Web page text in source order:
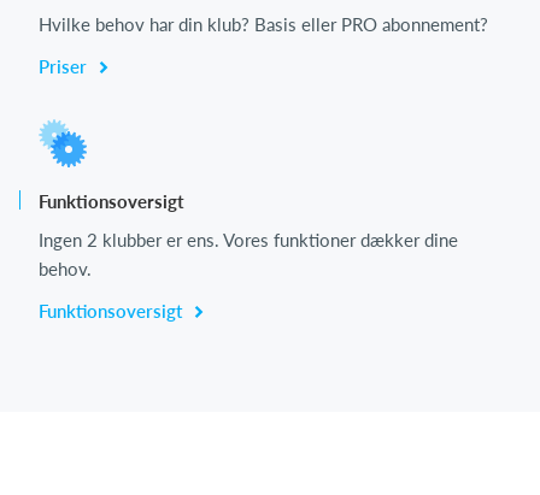
Hvilke behov har din klub? Basis eller PRO abonnement?
Priser
Funktionsoversigt
Ingen 2 klubber er ens. Vores funktioner dækker dine
behov.
Funktionsoversigt